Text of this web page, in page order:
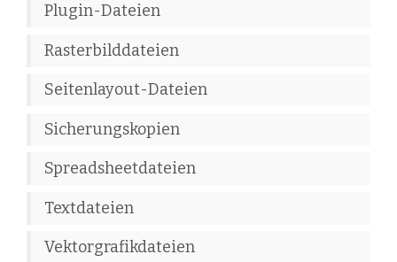
Plugin-Dateien
Rasterbilddateien
Seitenlayout-Dateien
Sicherungskopien
Spreadsheetdateien
Textdateien
Vektorgrafikdateien